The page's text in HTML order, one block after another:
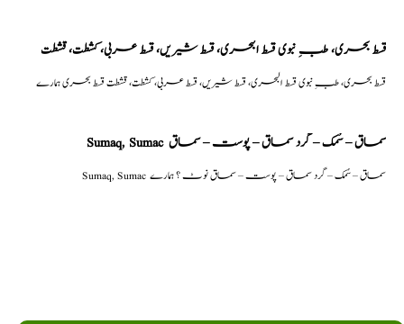
قسط بحری، طبِ نبوی قسط البحری، قسط شیریں، قسط عربی، كشطت، قشطت
قسط بحری، طبِ نبوی قسط البحری، قسط شیریں، قسط عربی، كشطت، قشطت قسط بحری ہمارے
Sumaq, Sumac سماق – سُمک – گرد سماق – پوست – سماق
Sumaq, Sumac سماق – سُمک – گرد سماق – پوست – سماق نوٹ ؟ ہمارے